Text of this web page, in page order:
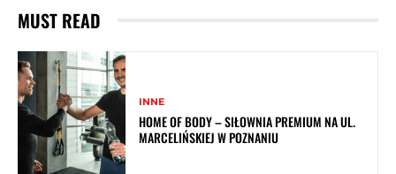
MUST READ
INNE
HOME OF BODY – SIŁOWNIA PREMIUM NA UL.
MARCELIŃSKIEJ W POZNANIU